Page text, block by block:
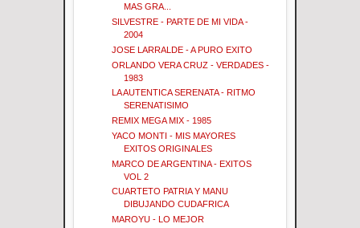
MAS GRA...
SILVESTRE - PARTE DE MI VIDA -
2004
JOSE LARRALDE - A PURO EXITO
ORLANDO VERA CRUZ - VERDADES -
1983
LA AUTENTICA SERENATA - RITMO
SERENATISIMO
REMIX MEGA MIX - 1985
YACO MONTI - MIS MAYORES
EXITOS ORIGINALES
MARCO DE ARGENTINA - EXITOS
VOL 2
CUARTETO PATRIA Y MANU
DIBUJANDO CUDAFRICA
MAROYU - LO MEJOR